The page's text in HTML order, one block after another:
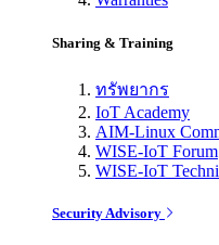
Sharing & Training
ทรัพยากร
IoT Academy
AIM-Linux
WISE-IoT Forum
WISE-IoT
Security Advisory